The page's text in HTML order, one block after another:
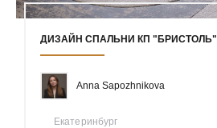
ДИЗАЙН СПАЛЬНИ КП "БРИСТОЛЬ"
Anna Sapozhnikova
Екатеринбург